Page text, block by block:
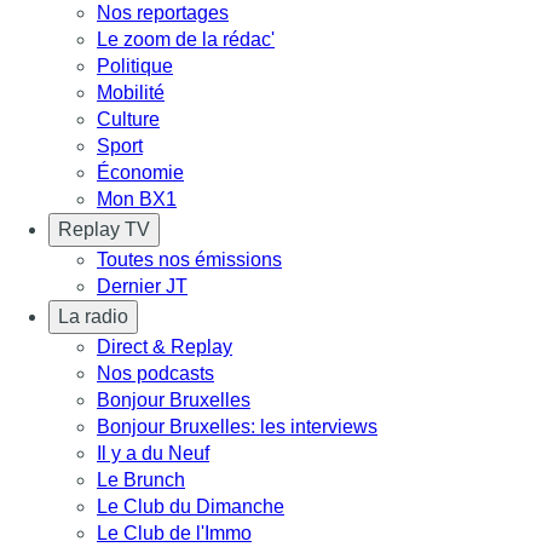
Nos reportages
Le zoom de la rédac'
Politique
Mobilité
Culture
Sport
Économie
Mon BX1
Replay TV
Toutes nos émissions
Dernier JT
La radio
Direct & Replay
Nos podcasts
Bonjour Bruxelles
Bonjour Bruxelles: les interviews
Il y a du Neuf
Le Brunch
Le Club du Dimanche
Le Club de l'Immo